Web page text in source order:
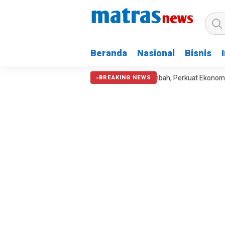
Beranda Nasional Bisnis
BREAKING NEWS
KAI Kelola 2.997,99 Ton Limbah, Perkuat Ekonomi